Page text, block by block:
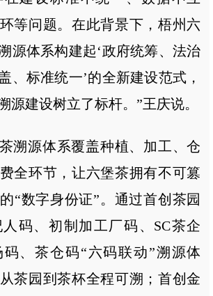
等问题。在此背景下，梧州六
源体系构建起‘政府统筹、法治
、标准统一’的全新建设范式，
源建设树立了标杆。”王庆说。
溯源体系覆盖种植、加工、仓
全环节，让六堡茶拥有不可篡
“数字身份证”。通过首创茶园
码、初制加工厂码、SC茶企
、茶仓码“六码联动”溯源体
茶园到茶杯全程可溯；首创金